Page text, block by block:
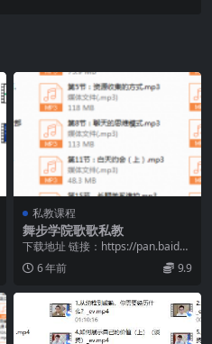
私教课程
舞步学院歌歌私教
下载地址 链接：https://pan.baidu.
com/s/17J3VBn_...
6 年前 9.9